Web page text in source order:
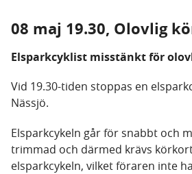
08 maj 19.30, Olovlig
Elsparkcyklist misstänkt för
Vid 19.30-tiden stoppas en
Nässjö.
Elsparkcykeln går för snabbt och
trimmad och därmed krävs
elsparkcykeln, vilket föraren inte